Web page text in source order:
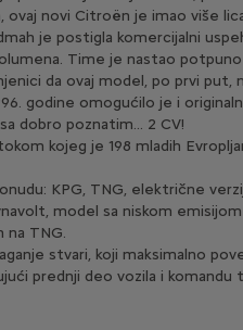
novi Citroën je imao više
je postigla komercijalni
Time je nastao
da ovaj model, po prvi put,
godine omogućilo je i
dobro poznatim... 2 CV!
kojeg je 198 mladih
KPG, TNG, električne
model sa niskom
TNG.
stvari, koji maksimalno
prednji deo vozila i komandu